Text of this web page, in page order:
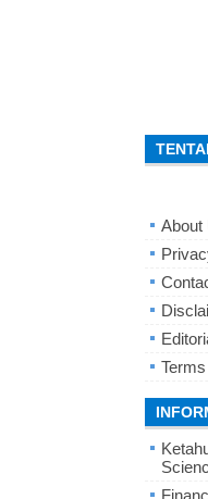
About